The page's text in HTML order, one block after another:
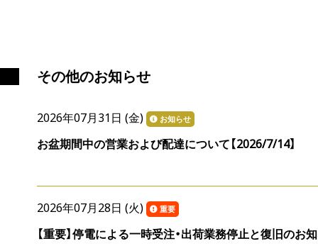
その他のお知らせ
2026年07月31日 (金) お知らせ
お盆期間中の営業および配達について【2026/7/14】
2026年07月28日 (火) 重要
【重要】停電による一時受注・出荷業務停止と復旧のお